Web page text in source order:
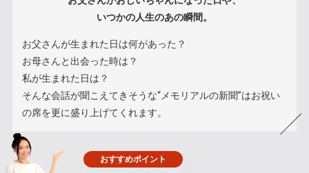
いつかの人生のあの瞬間。
お父さんが生まれた日は何があった？
お母さんと出会った時は？
私が生まれた日は？
そんな会話が聞こえてきそうな“メモリアルの新聞”はお祝い
の席を更に盛り上げてくれます。
おすすめポイント